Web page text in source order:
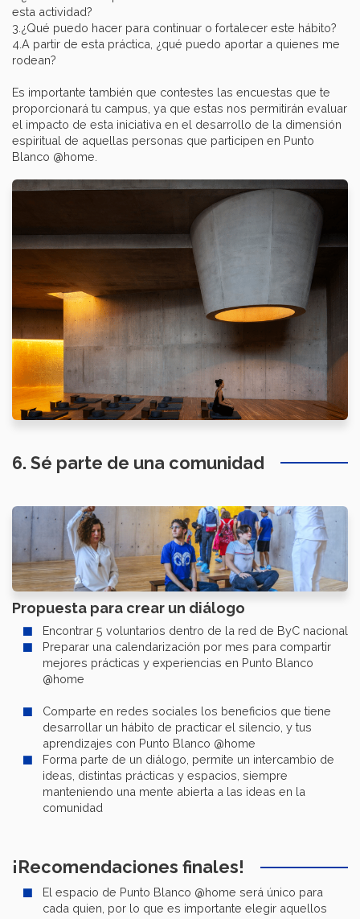
esta actividad?
3.¿Qué puedo hacer para continuar o fortalecer este hábito?
4.A partir de esta práctica, ¿qué puedo aportar a quienes me
rodean?
Es importante también que contestes las encuestas que te
proporcionará tu campus, ya que estas nos permitirán evaluar
el impacto de esta iniciativa en el desarrollo de la dimensión
espiritual de aquellas personas que participen en Punto
Blanco @home.
6. Sé parte de una comunidad
Propuesta para crear un diálogo
Encontrar 5 voluntarios dentro de la red de ByC nacional
Preparar una calendarización por mes para compartir
mejores prácticas y experiencias en Punto Blanco
@home
Comparte en redes sociales los beneficios que tiene
desarrollar un hábito de practicar el silencio, y tus
aprendizajes con Punto Blanco @home
Forma parte de un diálogo, permite un intercambio de
ideas, distintas prácticas y espacios, siempre
manteniendo una mente abierta a las ideas en la
comunidad
¡Recomendaciones finales!
El espacio de Punto Blanco @home será único para
cada quien, por lo que es importante elegir aquellos